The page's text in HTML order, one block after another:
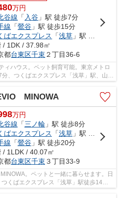
万円
谷線 「 入谷 」駅 徒歩7分
線 「鶯谷 」駅 徒歩15分
ばエクスプレス
「浅草 」駅 徒歩15分
/ 1DK / 37.98㎡
都台東区千束２丁目36-6
ィハウス。ペット飼育可能。東京メトロ
、つくばエクスプレス「浅草」駅、山手
用可能。1990年...
MINOWA
万円
谷線 「三ノ輪 」駅 徒歩8分
ばエクスプレス
「浅草」駅 徒歩14分
線 「鶯谷」駅 徒歩20分
/ 1LDK / 40.07㎡
都台東区千束３丁目33-9
。ペットと一緒に暮らせます。日
くばエクスプレス「浅草」駅徒歩14分
造地下1階付9階建て...